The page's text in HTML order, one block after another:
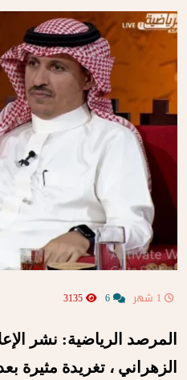
المرصد الرياضية: نشر
الزهراني ، تغريدة مثيرة